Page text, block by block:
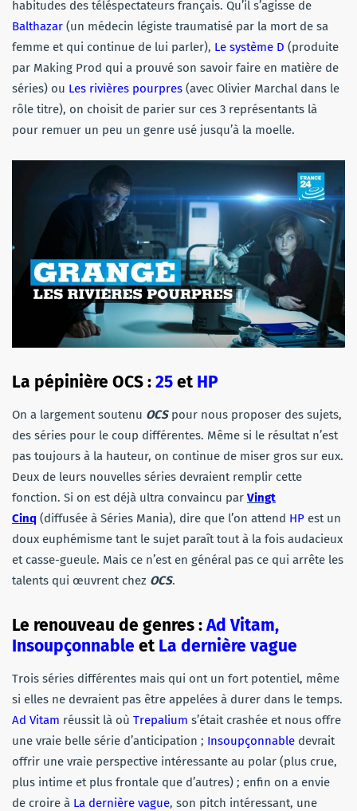
habitudes des téléspectateurs français. Qu’il s’agisse de
Balthazar (un médecin légiste traumatisé par la mort de sa
femme et qui continue de lui parler), Le système D (produite
par Making Prod qui a prouvé son savoir faire en matière de
séries) ou Les rivières pourpres (avec Olivier Marchal dans le
rôle titre), on choisit de parier sur ces 3 représentants là
pour remuer un peu un genre usé jusqu’à la moelle.
La pépinière OCS :25et HP
On a largement soutenu OCSpour nous proposer des sujets,
des séries pour le coup différentes. Même si le résultat n’est
pas toujours à la hauteur, on continue de miser gros sur eux.
Deux de leurs nouvelles séries devraient remplir cette
fonction. Si on est déjà ultra convaincu par Vingt
Cinq (diffusée à Séries Mania), dire que l’on attend HP est un
doux euphémisme tant le sujet paraît tout à la fois audacieux
et casse-gueule. Mais ce n’est en général pas ce qui arrête les
talents qui œuvrent chez OCS.
Le renouveau de genres :Ad Vitam,
Insoupçonnable et La dernière vague
Trois séries différentes mais qui ont un fort potentiel, même
si elles ne devraient pas être appelées à durer dans le temps.
Ad Vitam réussit là où Trepalium s’était crashée et nous offre
une vraie belle série d’anticipation ; Insoupçonnable devrait
offrir une vraie perspective intéressante au polar (plus crue,
plus intime et plus frontale que d’autres) ; enfin on a envie
de croire à La dernière vague, son pitch intéressant, une